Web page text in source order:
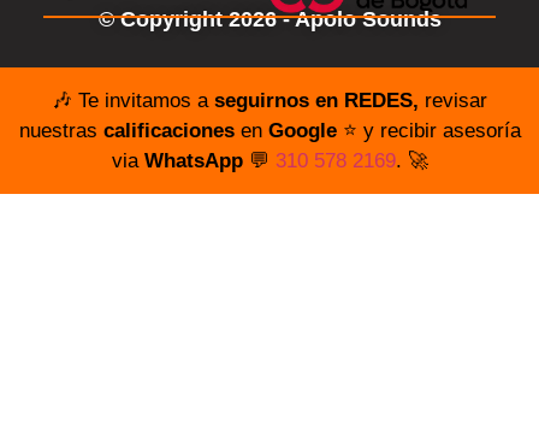
© Copyright 2026 - Apolo Sounds
🎶 Te invitamos a seguirnos en REDES, revisar
nuestras calificacionesen Google⭐️ y recibir asesoría
via WhatsApp💬 310 578 2169. 🚀